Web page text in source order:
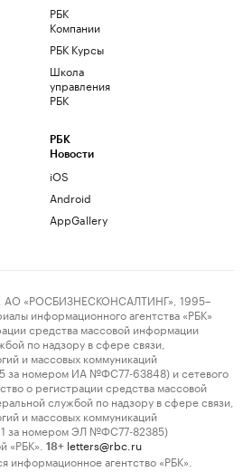
РБК
Компании
РБК Курсы
Школа
управления
РБК
РБК
Новости
iOS
Android
AppGallery
«РОСБИЗНЕСКОНСАЛТИНГ», 1995–
информационного агентства «РБК»
средства массовой информации
по надзору в сфере связи,
и массовых коммуникаций
за номером ИА №ФС77-63848) и сетевого
о регистрации средства массовой
службой по надзору в сфере связи,
и массовых коммуникаций
за номером ЭЛ №ФС77-82385)
«РБК».
18+ letters@rbc.ru
информационное агентство «РБК».